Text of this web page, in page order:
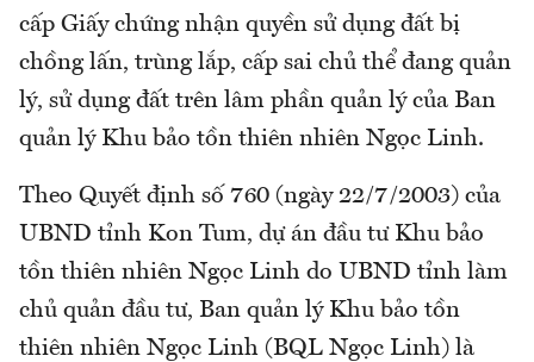
cấp Giấy chứng nhận quyền sử dụng đất bị
chồng lấn, trùng lắp, cấp sai chủ thể đang quản
lý, sử dụng đất trên lâm phần quản lý của Ban
quản lý Khu bảo tồn thiên nhiên Ngọc Linh.
Theo Quyết định số 760 (ngày 22/7/2003) của
UBND tỉnh Kon Tum, dự án đầu tư Khu bảo
tồn thiên nhiên Ngọc Linh do UBND tỉnh làm
chủ quản đầu tư, Ban quản lý Khu bảo tồn
thiên nhiên Ngọc Linh (BQL Ngọc Linh) là